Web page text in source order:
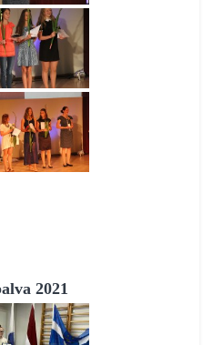
2021